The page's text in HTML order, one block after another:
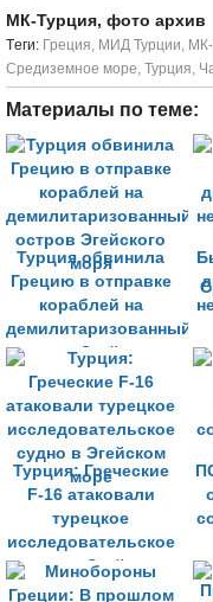
МК-Турция, фото архив
Tеги: Греция, МИД Турции,
Средиземное море, Турция,
Материалы по теме:
Турция обвинила
Грецию в отправке
кораблей на
демилитаризованный
остров Эгейского
моря
Турция: Греческие
F-16 атаковали
турецкое
исследовательское
судно в Эгейском
море